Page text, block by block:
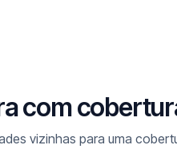
com
vizinhas para uma